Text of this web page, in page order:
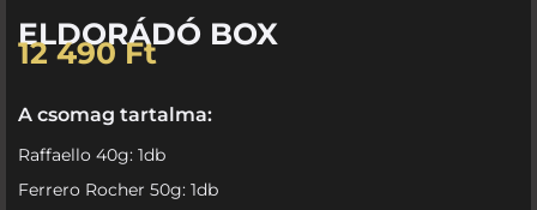
ELDORÁDÓ BOX
12 490Ft
A csomag tartalma:
Raffaello 40g: 1db
Ferrero Rocher 50g: 1db